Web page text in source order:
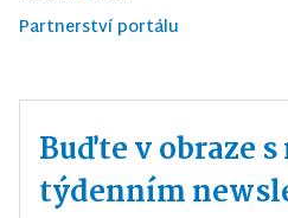
Partnerství portálu
Buďte v obraze
týdenním